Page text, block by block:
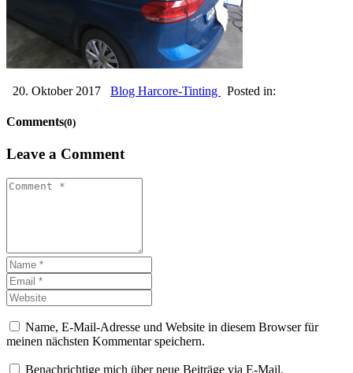
20. Oktober 2017 Blog Harcore-Tinting Posted in:
Comments(0)
Leave a Comment
Name, E-Mail-Adresse und Website in diesem Browser für
meinen nächsten Kommentar speichern.
Benachrichtige mich über neue Beiträge via E-Mail.